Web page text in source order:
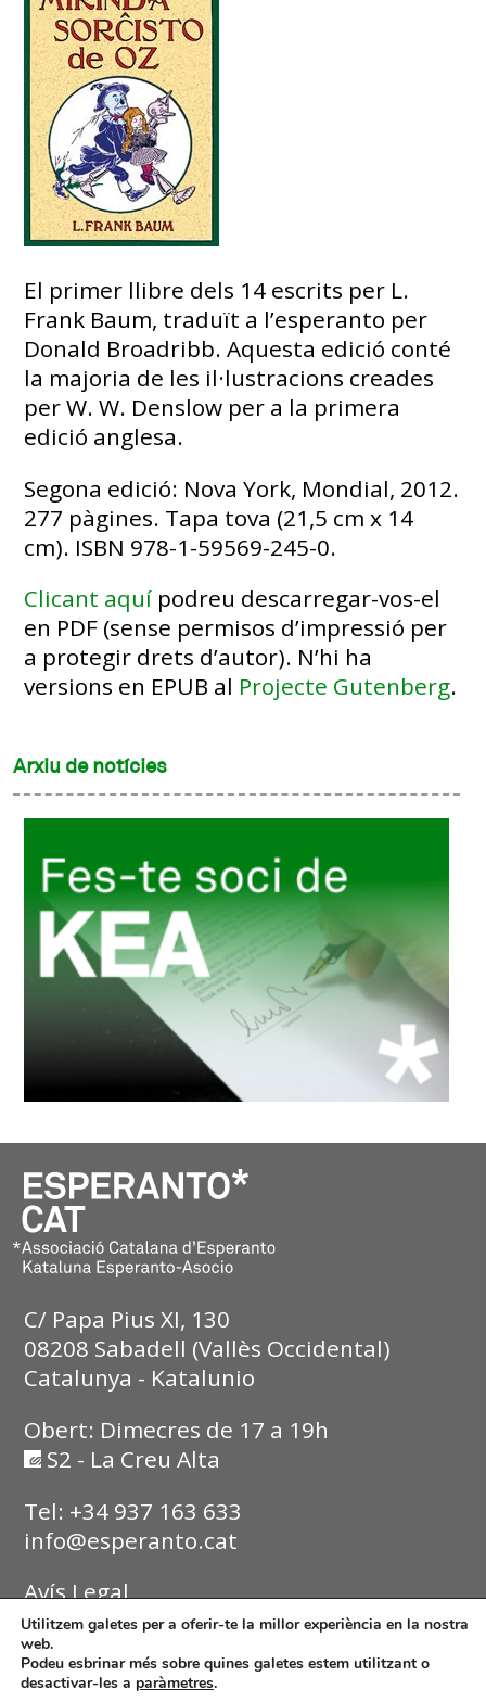
El primer llibre dels 14 escrits per L.
Frank Baum, traduït a l’esperanto per
Donald Broadribb. Aquesta edició conté
la majoria de les il·lustracions creades
per W. W. Denslow per a la primera
edició anglesa.
Segona edició: Nova York, Mondial, 2012.
277 pàgines. Tapa tova (21,5 cm x 14
cm). ISBN 978-1-59569-245-0.
Clicant aquí podreu descarregar-vos-el
en PDF (sense permisos d’impressió per
a protegir drets d’autor). N’hi ha
versions en EPUB al Projecte Gutenberg.
Arxiu de notícies
C/ Papa Pius XI, 130
08208 Sabadell (Vallès Occidental)
Catalunya - Katalunio
Obert: Dimecres de 17 a 19h
S2 - La Creu Alta
Tel: +34 937 163 633
info@esperanto.cat
Avís Legal
Política de Privadesa
Política de Cookies
Utilitzem galetes per a oferir-te la millor experiència en la nostra
web.
Podeu esbrinar més sobre quines galetes estem utilitzant o
desactivar-les a paràmetres.